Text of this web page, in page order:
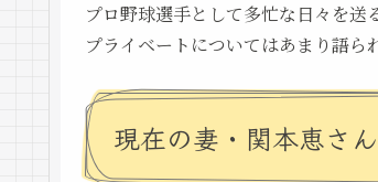
プロ野球選手として多忙な日々を送
プライベートについてはあまり語ら
現在の妻・関本恵さ